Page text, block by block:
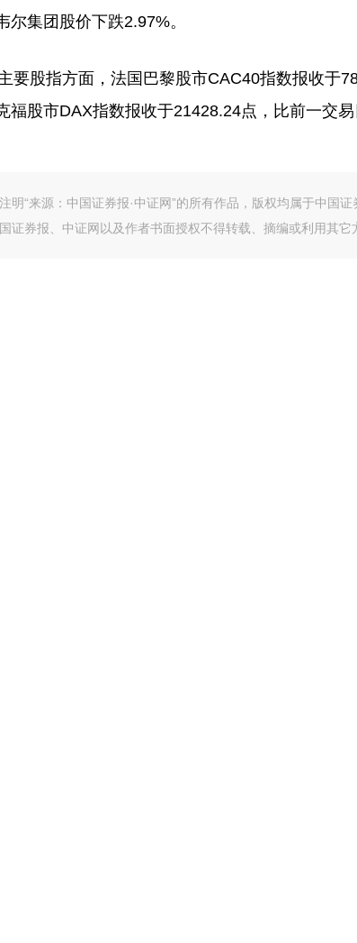
尔集团股价下跌2.97%。
股指方面，法国巴黎股市CAC40指数报收于
福股市DAX指数报收于21428.24点，比前一交
明“来源：中国证券报·中证网”的所有作品，版权均属于中国
证券报、中证网以及作者书面授权不得转载、摘编或利用其它